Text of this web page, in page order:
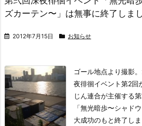
ズカーテン〜」は無事に終了しまし
2012年7月15日 お知らせ
ゴール地点より撮影
夜徘徊イベント第2回
じん連合が主催する
「無光暗歩〜シャド
大成功のもと終了し